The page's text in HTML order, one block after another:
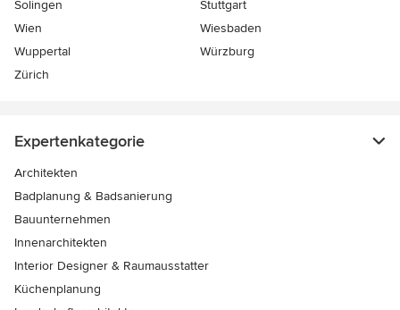
Solingen
Stuttgart
Wien
Wiesbaden
Wuppertal
Würzburg
Zürich
Expertenkategorie
Architekten
Badplanung & Badsanierung
Bauunternehmen
Innenarchitekten
Interior Designer & Raumausstatter
Küchenplanung